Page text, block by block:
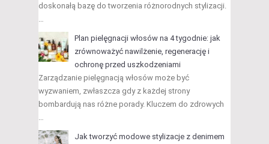
doskonałą bazę do tworzenia różnorodnych stylizacji.
Plan pielęgnacji włosów na 4 tygodnie: jak
zrównoważyć nawilżenie, regenerację i
ochronę przed uszkodzeniami
Zarządzanie pielęgnacją włosów może być
wyzwaniem, zwłaszcza gdy z każdej strony
bombardują nas różne porady. Kluczem do zdrowych
Jak tworzyć modowe stylizacje z denimem